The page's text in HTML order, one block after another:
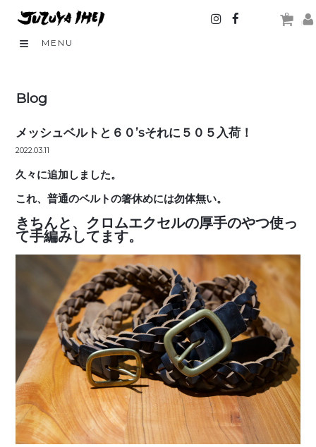
0
MENU
Blog
メッシュベルトと６０’sそれに５０５入荷！
2022.03.11
久々に追加しました。
これ、普通のベルトの箸休めには勿体無い。
きちんと、クロムエクセルの厚手のやつ使っ
て手編みしてます。